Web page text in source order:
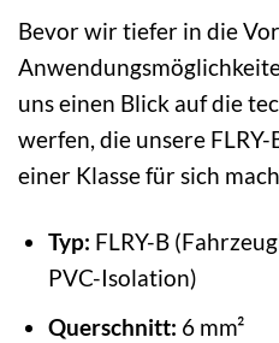
Bevor wir tiefer in die
uns einen Blick auf die
werfen, die unsere
einer Klasse für sich
Typ: FLRY-B
PVC-Isolation)
Querschnitt: 6 mm²